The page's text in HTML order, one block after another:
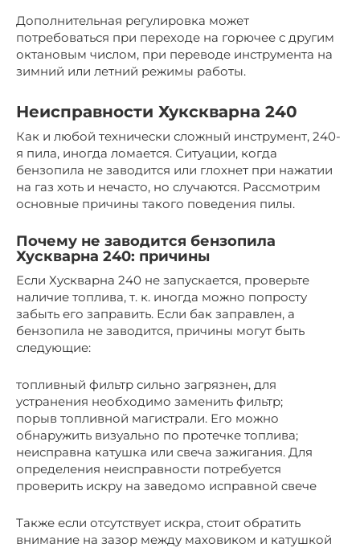
Дополнительная регулировка может
потребоваться при переходе на горючее с другим
октановым числом, при переводе инструмента на
зимний или летний режимы работы.
Неисправности Хукскварна 240
Как и любой технически сложный инструмент, 240-
я пила, иногда ломается. Ситуации, когда
бензопила не заводится или глохнет при нажатии
на газ хоть и нечасто, но случаются. Рассмотрим
основные причины такого поведения пилы.
Почему не заводится бензопила
Хускварна 240: причины
Если Хускварна 240 не запускается, проверьте
наличие топлива, т. к. иногда можно попросту
забыть его заправить. Если бак заправлен, а
бензопила не заводится, причины могут быть
следующие:
топливный фильтр сильно загрязнен, для
устранения необходимо заменить фильтр;
порыв топливной магистрали. Его можно
обнаружить визуально по протечке топлива;
неисправна катушка или свеча зажигания. Для
определения неисправности потребуется
проверить искру на заведомо исправной свече
Также если отсутствует искра, стоит обратить
внимание на зазор между маховиком и катушкой